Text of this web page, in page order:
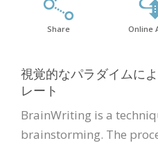
Share Online
視覚的なパラダイムに
レート
BrainWriting is a
brainstorming. The